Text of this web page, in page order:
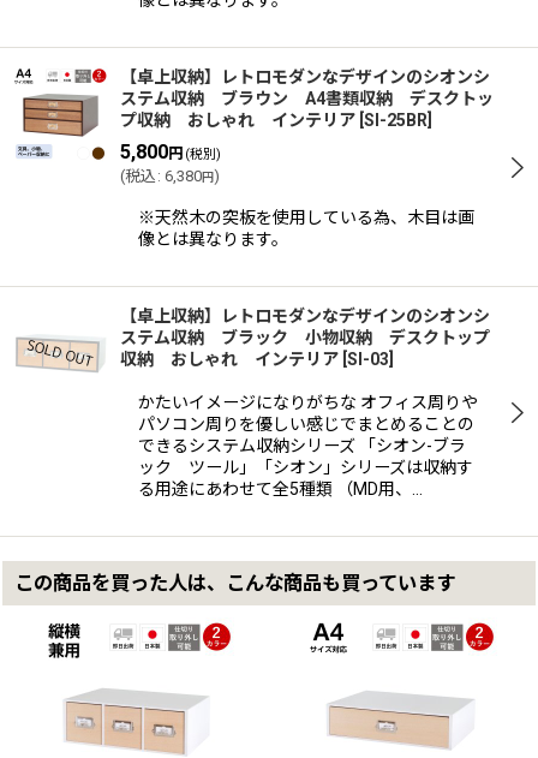
【卓上収納】レトロモダンなデザインのシオンシ
ステム収納 ブラウン A4書類収納 デスクトッ
プ収納 おしゃれ インテリア SI-25BR
5,800円 (税別)
(税込 : 6,380円)
※天然木の突板を使用している為、木目は画
像とは異なります。
【卓上収納】レトロモダンなデザインのシオンシ
ステム収納 ブラック 小物収納 デスクトップ
収納 おしゃれ インテリア SI-03
かたいイメージになりがちな オフィス周りや
パソコン周りを優しい感じでまとめることの
できるシステム収納シリーズ 「シオン-ブラ
ック ツール」「シオン」シリーズは収納す
る用途にあわせて全5種類 （MD用、…
この商品を買った人は、こんな商品も買っています